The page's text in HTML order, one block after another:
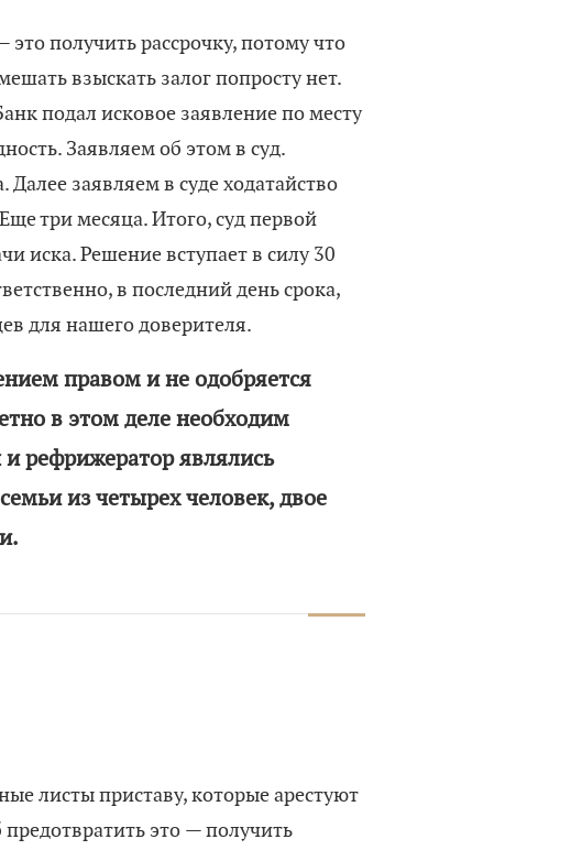
получить рассрочку, потому что
взыскать залог попросту нет.
подал исковое заявление по месту
Заявляем об этом в суд.
заявляем в суде ходатайство
три месяца. Итого, суд первой
иска. Решение вступает в силу 30
в последний день срока,
для нашего доверителя.
правом и не одобряется
в этом деле необходим
рефрижератор являлись
из четырех человек, двое
листы приставу, которые арестуют
это — получить